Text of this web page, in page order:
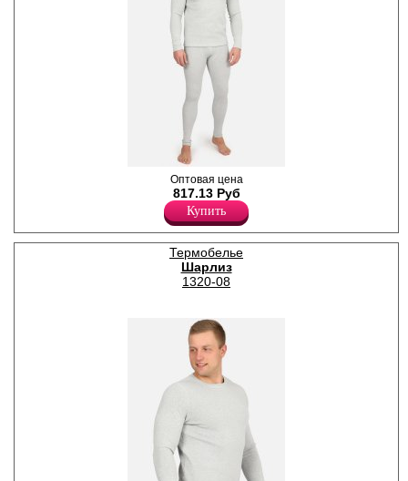
Термокальсоны мужские
Лайкра 5%
Хлопок 55%
Полиэстер 40%
Оптовая цена
817.13 Руб
Купить
Термобелье
Шарлиз
1320-08